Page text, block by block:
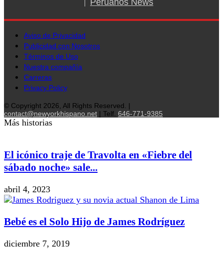
Aviso de Privacidad
Publicidad con Nosotros
Términos de Uso
Nuestra compañía
Carreras
Privacy Policy
© Copyright 2026, All Rights Reserved. |
contact@newyorkhispano.net | Telf. 646-771-9385
Más historias
El icónico traje de Travolta en «Fiebre del
sábado noche» sale...
abril 4, 2023
Bebé es el Solo Hijo de James Rodríguez
diciembre 7, 2019